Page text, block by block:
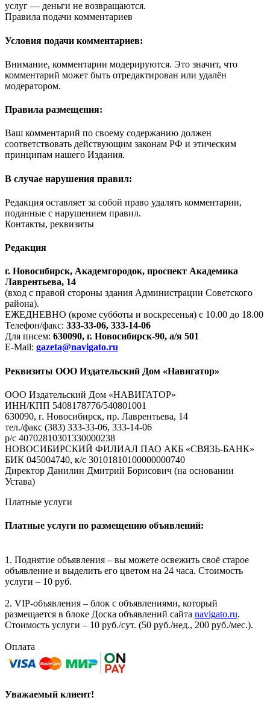
услуг — деньги не возвращаются.
Правила подачи комментариев
Условия подачи комментариев:
Внимание, комментарии модерируются. Это значит, что
комментарий может быть отредактирован или удалён
модератором.
Правила размещения:
Ваш комментарий по своему содержанию должен
соответствовать действующим законам РФ и этическим
принципам нашего Издания.
В случае нарушения правил:
Редакция оставляет за собой право удалять комментарии,
поданные с нарушением правил.
Контакты, реквизиты
Редакция
г. Новосибирск, Академгородок, проспект Академика
Лаврентьева, 14
(вход с правой стороны здания Администрации Советского
района).
ЕЖЕДНЕВНО (кроме субботы и воскресенья) с 10.00 до 18.00
Телефон/факс: 333-33-06, 333-14-06
Для писем: 630090, г. Новосибирск-90, а/я 501
E-Mail: gazeta@navigato.ru
Реквизиты ООО Издательский Дом «Навигатор»
ООО Издательский Дом «НАВИГАТОР»
ИНН/КПП 5408178776/540801001
630090, г. Новосибирск, пр. Лаврентьева, 14
тел./факс (383) 333-33-06, 333-14-06
р/с 40702810301330000238
НОВОСИБИРСКИЙ ФИЛИАЛ ПАО АКБ «СВЯЗЬ-БАНК»
БИК 045004740, к/с 30101810100000000740
Директор Данилин Дмитрий Борисович (на основании
Устава)
Платные услуги
Платные услуги по размещению объявлений:
1. Поднятие объявления – вы можете освежить своё старое
объявление и выделить его цветом на 24 часа. Стоимость
услуги – 10 руб.
2. VIP-объявления – блок с объявлениями, который
размещается в блоке Доска объявлений сайта navigato.ru.
Стоимость услуги – 10 руб./сут. (50 руб./нед., 200 руб./мес.).
Оплата
Уважаемый клиент!